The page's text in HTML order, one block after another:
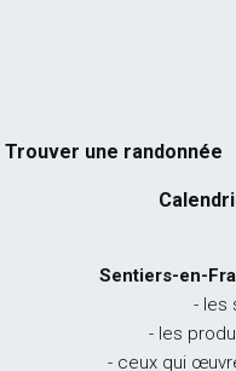
Trouver une randonnée
Sentiers-en-
- les
- les
- ceux qui